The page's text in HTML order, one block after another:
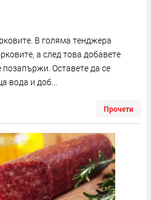
В голяма тенджера
а след това добавете
позапържи. Оставете да се
вода и доб...
Прочети